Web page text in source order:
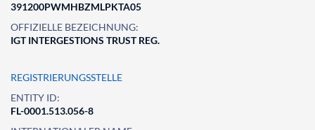
391200PWMHBZMLPKTA05
OFFIZIELLE BEZEICHNUNG:
IGT INTERGESTIONS TRUST REG.
REGISTRIERUNGSSTELLE
ENTITY ID:
FL-0001.513.056-8